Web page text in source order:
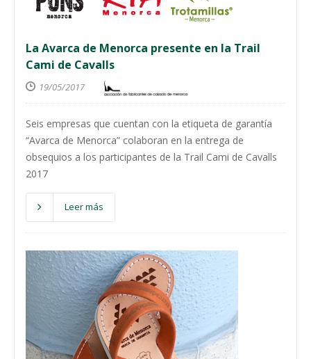
La Avarca de Menorca presente en la Trail
Cami de Cavalls
19/05/2017
Seis empresas que cuentan con la etiqueta de garantía
“Avarca de Menorca” colaboran en la entrega de
obsequios a los participantes de la Trail Cami de Cavalls
2017
Leer más